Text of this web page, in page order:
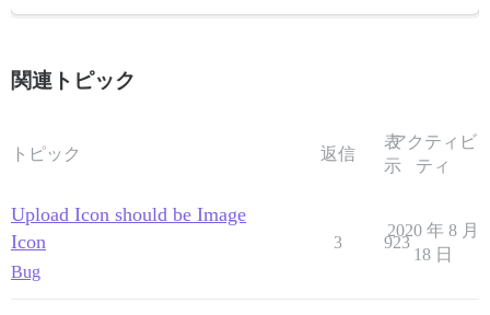
関連トピック
トピック 返信
表
示
アクティビ
ティ
Upload Icon should be Image
Icon
Bug
3 923
2020 年 8 月
18 日